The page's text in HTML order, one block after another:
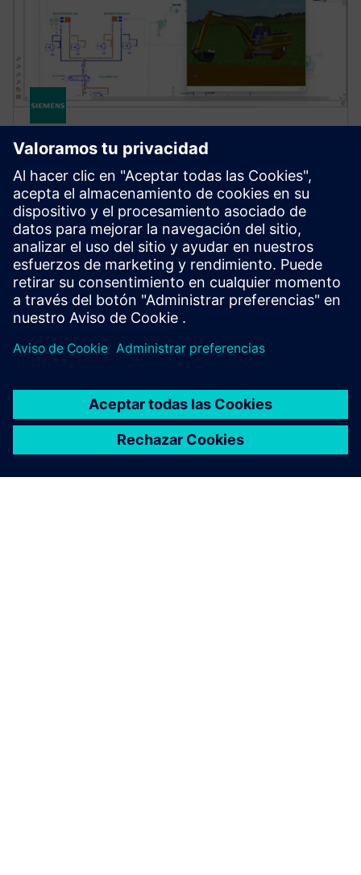
SIMCENTER SYSTEM SIMULATION
Simcenter Amesim software
Simcenter Amesim es una plataforma de simulación
de sistemas mecatrónicos que permite a los
ingenieros de diseño evaluar y optimizar de forma
virtual el rendimiento de los sistemas.